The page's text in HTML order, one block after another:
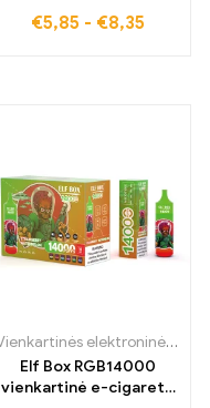
skoniu
€5,85 - €8,35
,ELF BOX RGB14000Vienkartinės elektroninės cigaretės
Elf Box RGB14000
vienkartinė e-cigaretė